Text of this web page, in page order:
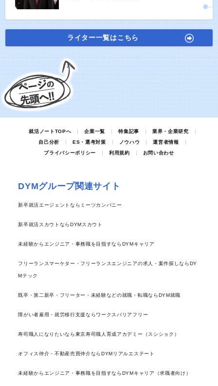
ライター一覧はこちら
就活ノートTOPへ 企業一覧 特集記事
業界・企業研究
自己分析
ES・選考対策 ノウハウ
運営者情報
プライバシーポリシー
利用規約 お問い合わせ
DYMグループ関連サイト
新卒就活エージェントならミーツカンパニー
新卒就活スカウトならDYMスカウト
未経験からエンジニア・事務職を目指すならDYMキャリア
フリーランスマーケター・フリーランスエンジニアの求人・案件探しならDY
Mテック
既卒・第二新卒・フリーター・未経験などの就職・転職ならDYM就職
障がい者雇用・就労移行支援ならワークスバリアフリー
寿司職人になりたいなら東京寿司職人育成アカデミー（スシショク）
オフィス仲介・不動産売買仲介ならDYMリアルエステート
未経験からエンジニア・事務職を目指すならDYMキャリア（求職者向け）